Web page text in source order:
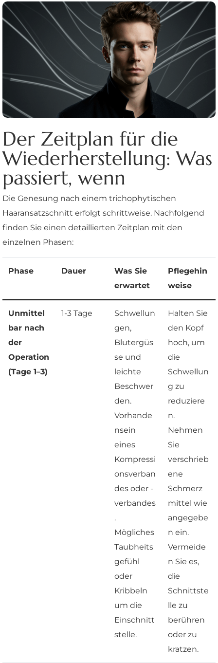
Der Zeitplan für die
Wiederherstellung: Was
passiert, wenn
Die Genesung nach einem trichophytischen
Haaransatzschnitt erfolgt schrittweise. Nachfolgend
finden Sie einen detaillierten Zeitplan mit den
einzelnen Phasen:
Phase Dauer
Was Sie
erwartet
Pflegehin
weise
Unmittel
bar nach
der
Operation
(Tage 1–3)
1-3 Tage
Schwellun
gen,
Blutergüs
se und
leichte
Beschwer
den.
Vorhande
nsein
eines
Kompressi
onsverban
des oder -
verbandes
.
Mögliches
Taubheits
gefühl
oder
Kribbeln
um die
Einschnitt
stelle.
Halten Sie
den Kopf
hoch, um
die
Schwellun
g zu
reduziere
n.
Nehmen
Sie
verschrieb
ene
Schmerz
mittel wie
angegebe
n ein.
Vermeide
n Sie es,
die
Schnittste
lle zu
berühren
oder zu
kratzen.